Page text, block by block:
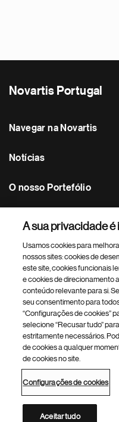
Novartis Portugal
Navegar na Novartis
Notícias
O nosso Portefólio
Footer Site Search
Footer
Bottom
© 2026
Política de Privacidade
Configurações de
Diretório
Este site
A sua privacidade
Usamos cookies para
nossos sites: cookies de
este site, cookies funcionais
e cookies de direcionamento
conteúdo relevante para si.
seu consentimento para
“Configurações de cookies”
selecione “Recusar tudo”
estritamente necessários.
de cookies a qualquer
de cookies no site.
Configurações de cookies
Aceitar tudo